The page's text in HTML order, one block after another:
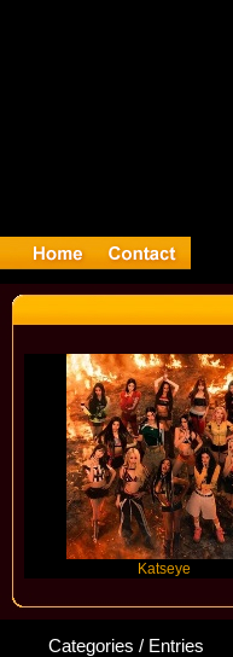
Categories / Entries